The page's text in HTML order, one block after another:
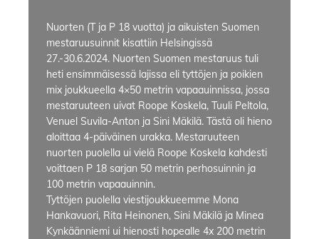
Nuorten (T ja P 18 vuotta) ja aikuisten Suomen
mestaruusuinnit kisattiin Helsingissä
27.-30.6.2024. Nuorten Suomen mestaruus tuli
heti ensimmäisessä lajissa eli tyttöjen ja poikien
mix joukkueella 4×50 metrin vapaauinnissa, jossa
mestaruuteen uivat Roope Koskela, Tuuli Peltola,
Venuel Suvila-Anton ja Sini Mäkilä. Tästä oli hieno
aloittaa 4-päiväinen urakka. Mestaruuteen
nuorten puolella ui vielä Roope Koskela kahdesti
voittaen P 18 sarjan 50 metrin perhosuinnin ja
100 metrin vapaauinnin.
Tyttöjen puolella viestijoukkueemme Mona
Hankavuori, Rita Heinonen, Sini Mäkilä ja Minea
Kynkäänniemi ui hienosti hopealle 4x 200 metrin